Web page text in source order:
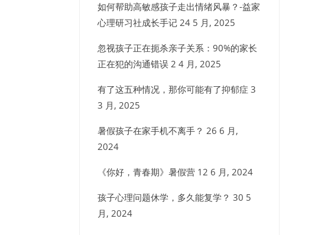
如何帮助高敏感孩子走出情绪风暴？-益家
心理研习社成长手记 24 5 月, 2025
忽视孩子正在扼杀亲子关系：90%的家长
正在犯的沟通错误 2 4 月, 2025
有了这五种情况，那你可能有了抑郁症 3
3 月, 2025
暑假孩子在家手机不离手？ 26 6 月,
2024
《你好，青春期》暑假营 12 6 月, 2024
孩子心理问题休学，多久能复学？ 30 5
月, 2024